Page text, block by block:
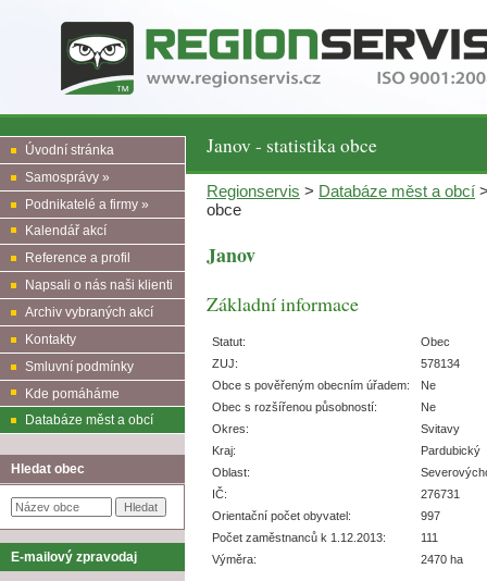
Janov - statistika obce
Úvodní stránka
Samosprávy »
Podnikatelé a firmy »
Kalendář akcí
Reference a profil
Napsali o nás naši klienti
Archiv vybraných akcí
Kontakty
Smluvní podmínky
Kde pomáháme
Databáze měst a obcí
Hledat obec
E-mailový zpravodaj
Regionservis > Databáze měst a obcí
obce
Janov
Základní informace
Statut:
Obec
ZUJ:
578134
Obce s pověřeným obecním úřadem:
Ne
Obec s rozšířenou působností:
Ne
Okres:
Svitavy
Kraj:
Pardubický
Oblast:
IČ:
276731
Orientační počet obyvatel:
997
Počet zaměstnanců k 1.12.2013:
111
Výměra:
2470 ha